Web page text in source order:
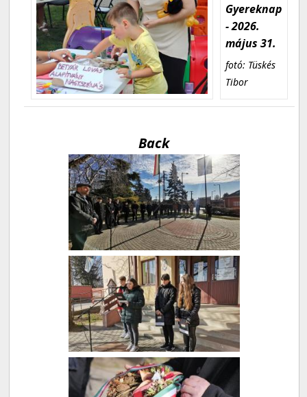
Gyereknap
- 2026.
május 31.
fotó: Tüskés
Tibor
Back